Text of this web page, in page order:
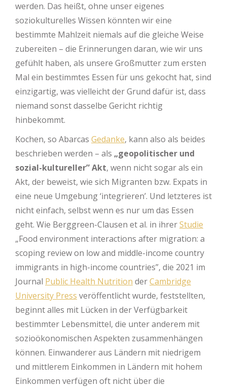
werden. Das heißt, ohne unser eigenes
soziokulturelles Wissen könnten wir eine
bestimmte Mahlzeit niemals auf die gleiche Weise
zubereiten – die Erinnerungen daran, wie wir uns
gefühlt haben, als unsere Großmutter zum ersten
Mal ein bestimmtes Essen für uns gekocht hat, sind
einzigartig, was vielleicht der Grund dafür ist, dass
niemand sonst dasselbe Gericht richtig
hinbekommt.
Kochen, so Abarcas Gedanke, kann also als beides
beschrieben werden – als „geopolitischer und
sozial-kultureller” Akt, wenn nicht sogar als ein
Akt, der beweist, wie sich Migranten bzw. Expats in
eine neue Umgebung ‘integrieren’. Und letzteres ist
nicht einfach, selbst wenn es nur um das Essen
geht. Wie Berggreen-Clausen et al. in ihrerStudie
„Food environment interactions after migration: a
scoping review on low and middle-income country
immigrants in high-income countries”, die 2021 im
Journal Public Health Nutrition derCambridge
University Press veröffentlicht wurde, feststellten,
beginnt alles mit Lücken in der Verfügbarkeit
bestimmter Lebensmittel, die unter anderem mit
sozioökonomischen Aspekten zusammenhängen
können. Einwanderer aus Ländern mit niedrigem
und mittlerem Einkommen in Ländern mit hohem
Einkommen verfügen oft nicht über die